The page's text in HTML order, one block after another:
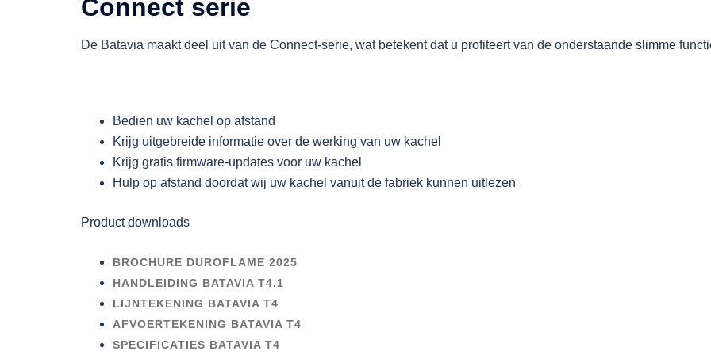
Connect serie
De Batavia maakt deel uit van de Connect-serie, wat betekent dat u profiteert van de onderstaande slimme
Bedien uw kachel op afstand
Krijg uitgebreide informatie over de werking van uw kachel
Krijg gratis firmware-updates voor uw kachel
Hulp op afstand doordat wij uw kachel vanuit de fabriek kunnen uitlezen
Product downloads
BROCHURE DUROFLAME 2025
HANDLEIDING BATAVIA T4.1
LIJNTEKENING BATAVIA T4
AFVOERTEKENING BATAVIA T4
SPECIFICATIES BATAVIA T4